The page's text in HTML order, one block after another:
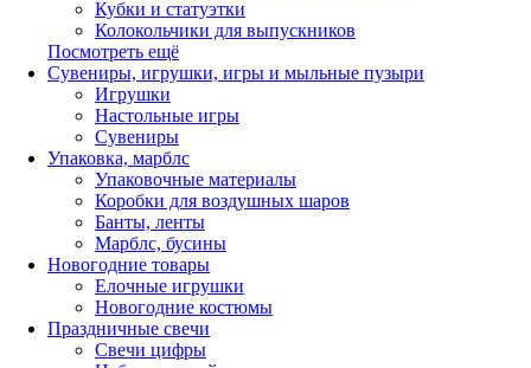
Кубки и статуэтки
Колокольчики для выпускников
Посмотреть ещё
Сувениры, игрушки, игры и мыльные пузыри
Игрушки
Настольные игры
Сувениры
Упаковка, марблс
Упаковочные материалы
Коробки для воздушных шаров
Банты, ленты
Марблс, бусины
Новогодние товары
Елочные игрушки
Новогодние костюмы
Праздничные свечи
Свечи цифры